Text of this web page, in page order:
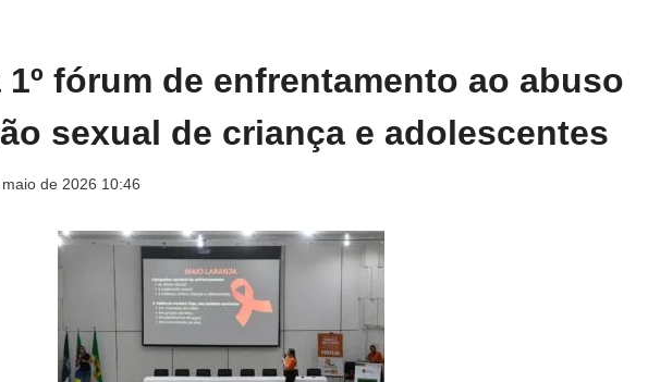
1º fórum de enfrentamento ao abuso
sexual de criança e adolescentes
de 2026 10:46